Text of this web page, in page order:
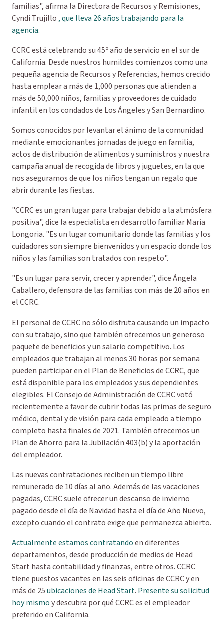
familias", afirma la Directora de Recursos y Remisiones,
Cyndi Trujillo , que lleva 26 años trabajando para la
agencia.
CCRC está celebrando su 45º año de servicio en el sur de
California. Desde nuestros humildes comienzos como una
pequeña agencia de Recursos y Referencias, hemos crecido
hasta emplear a más de 1,000 personas que atienden a
más de 50,000 niños, familias y proveedores de cuidado
infantil en los condados de Los Ángeles y San Bernardino.
Somos conocidos por levantar el ánimo de la comunidad
mediante emocionantes jornadas de juego en familia,
actos de distribución de alimentos y suministros y nuestra
campaña anual de recogida de libros y juguetes, en la que
nos aseguramos de que los niños tengan un regalo que
abrir durante las fiestas.
"CCRC es un gran lugar para trabajar debido a la atmósfera
positiva", dice la especialista en desarrollo familiar María
Longoria. "Es un lugar comunitario donde las familias y los
cuidadores son siempre bienvenidos y un espacio donde los
niños y las familias son tratados con respeto".
"Es un lugar para servir, crecer y aprender", dice Ángela
Caballero, defensora de las familias con más de 20 años en
el CCRC.
El personal de CCRC no sólo disfruta causando un impacto
con su trabajo, sino que también ofrecemos un generoso
paquete de beneficios y un salario competitivo. Los
empleados que trabajan al menos 30 horas por semana
pueden participar en el Plan de Beneficios de CCRC, que
está disponible para los empleados y sus dependientes
elegibles. El Consejo de Administración de CCRC votó
recientemente a favor de cubrir todas las primas de seguro
médico, dental y de visión para cada empleado a tiempo
completo hasta finales de 2021. También ofrecemos un
Plan de Ahorro para la Jubilación 403(b) y la aportación
del empleador.
Las nuevas contrataciones reciben un tiempo libre
remunerado de 10 días al año. Además de las vacaciones
pagadas, CCRC suele ofrecer un descanso de invierno
pagado desde el día de Navidad hasta el día de Año Nuevo,
excepto cuando el contrato exige que permanezca abierto.
Actualmente estamos contratandoen diferentes
departamentos, desde producción de medios de Head
Start hasta contabilidad y finanzas, entre otros. CCRC
tiene puestos vacantes en las seis oficinas de CCRC y en
más de 25ubicaciones de Head Start. Presente su solicitud
hoy mismoy descubra por qué CCRC es el empleador
preferido en California.